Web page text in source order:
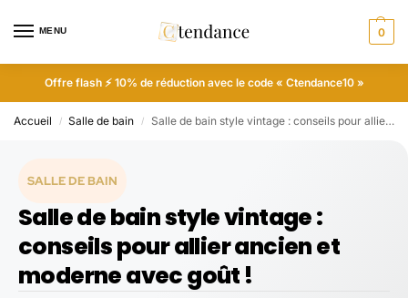
MENU 0
Offre flash ⚡ 10% de réduction avec le code « Ctendance10 »
Accueil / Salle de bain / Salle de bain style vintage : conseils pour allier ancien et moderne avec goût !
SALLE DE BAIN
Salle de bain style vintage :
conseils pour allier ancien et
moderne avec goût !